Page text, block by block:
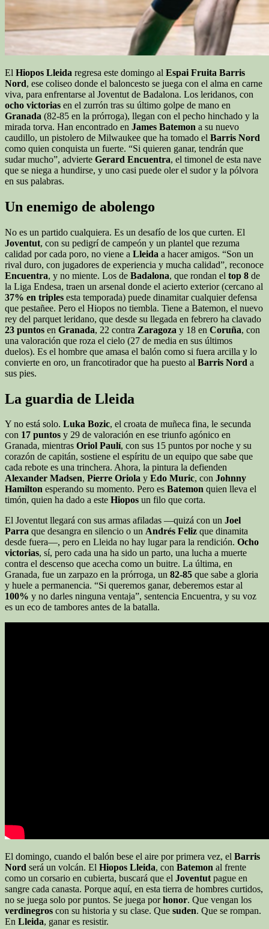
El Hiopos Lleida regresa este domingo al Espai Fruita Barris
Nord, ese coliseo donde el baloncesto se juega con el alma en carne
viva, para enfrentarse al Joventut de Badalona. Los leridanos, con
ocho victorias en el zurrón tras su último golpe de mano en
Granada (82-85 en la prórroga), llegan con el pecho hinchado y la
mirada torva. Han encontrado en James Batemon a su nuevo
caudillo, un pistolero de Milwaukee que ha tomado el Barris Nord
como quien conquista un fuerte. “Si quieren ganar, tendrán que
sudar mucho”, advierte Gerard Encuentra, el timonel de esta nave
que se niega a hundirse, y uno casi puede oler el sudor y la pólvora
en sus palabras.
Un enemigo de abolengo
No es un partido cualquiera. Es un desafío de los que curten. El
Joventut, con su pedigrí de campeón y un plantel que rezuma
calidad por cada poro, no viene a Lleida a hacer amigos. “Son un
rival duro, con jugadores de experiencia y mucha calidad”, reconoce
Encuentra, y no miente. Los de Badalona, que rondan el top 8 de
la Liga Endesa, traen un arsenal donde el acierto exterior (cercano al
37% en triples esta temporada) puede dinamitar cualquier defensa
que pestañee. Pero el Hiopos no tiembla. Tiene a Batemon, el nuevo
rey del parquet leridano, que desde su llegada en febrero ha clavado
23 puntos en Granada, 22 contra Zaragoza y 18 en Coruña, con
una valoración que roza el cielo (27 de media en sus últimos
duelos). Es el hombre que amasa el balón como si fuera arcilla y lo
convierte en oro, un francotirador que ha puesto al Barris Nord a
sus pies.
La guardia de Lleida
Y no está solo. Luka Bozic, el croata de muñeca fina, le secunda
con 17 puntos y 29 de valoración en ese triunfo agónico en
Granada, mientras Oriol Paulí, con sus 15 puntos por noche y su
corazón de capitán, sostiene el espíritu de un equipo que sabe que
cada rebote es una trinchera. Ahora, la pintura la defienden
Alexander Madsen, Pierre Oriola y Edo Muric, con Johnny
Hamilton esperando su momento. Pero es Batemon quien lleva el
timón, quien ha dado a este Hiopos un filo que corta.
El Joventut llegará con sus armas afiladas —quizá con un Joel
Parra que desangra en silencio o un Andrés Feliz que dinamita
desde fuera—, pero en Lleida no hay lugar para la rendición. Ocho
victorias, sí, pero cada una ha sido un parto, una lucha a muerte
contra el descenso que acecha como un buitre. La última, en
Granada, fue un zarpazo en la prórroga, un 82-85 que sabe a gloria
y huele a permanencia. “Si queremos ganar, deberemos estar al
100% y no darles ninguna ventaja”, sentencia Encuentra, y su voz
es un eco de tambores antes de la batalla.
El domingo, cuando el balón bese el aire por primera vez, el Barris
Nord será un volcán. El Hiopos Lleida, con Batemon al frente
como un corsario en cubierta, buscará que el Joventutpague en
sangre cada canasta. Porque aquí, en esta tierra de hombres curtidos,
no se juega solo por puntos. Se juega porhonor. Que vengan los
verdinegros con su historia y su clase. Que suden. Que se rompan.
En Lleida, ganar es resistir.